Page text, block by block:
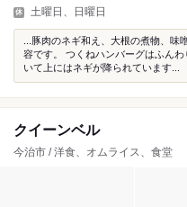
土曜日、日曜日
...豚肉のネギ和え、大根の煮物、
容です。 つくねハンバーグはふんわ
いて上にはネギが降られています...
クイーンベル
今治市 / 洋食、オムライス、食堂